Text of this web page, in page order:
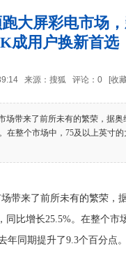
大屏彩电市场
成用户换新首选
来源：搜狐 评论： 0 [收
带来了前所未有的繁荣，据奥
在整个市场中，75及以上英寸
来了前所未有的繁荣，
同比增长25.5%。在整个市
年同期提升了9.3个百分点